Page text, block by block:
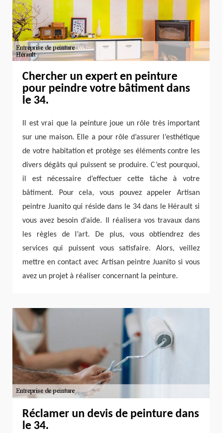
Chercher un expert en peinture
pour peindre votre bâtiment dans
le 34.
Il est vrai que la peinture joue un rôle très important
sur une maison. Elle a pour rôle d’assurer l’esthétique
de votre habitation et protège ses éléments contre les
divers dégâts qui puissent se produire. C’est pourquoi,
il est nécessaire d’effectuer cette tâche à votre
bâtiment. Pour cela, vous pouvez appeler Artisan
peintre Juanito qui réside dans le 34 dans le Hérault si
vous avez besoin d’aide. Il réalisera vos travaux dans
les règles de l’art. De plus, vous obtiendrez des
services qui puissent vous satisfaire. Alors, veillez
mettre en contact avec Artisan peintre Juanito si vous
avez un projet à réaliser concernant la peinture.
Réclamer un devis de peinture dans
le 34.